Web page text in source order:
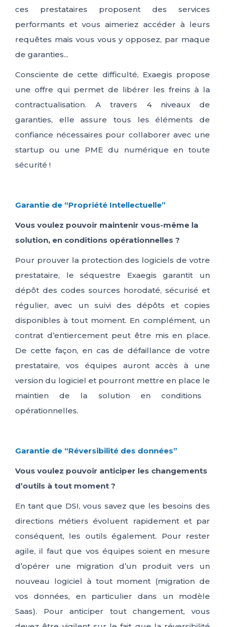
ces prestataires proposent des services
performants et vous aimeriez accéder à leurs
requêtes mais vous vous y opposez, par maque
de garanties...
Consciente de cette difficulté, Exaegis propose
une offre qui permet de libérer les freins à la
contractualisation. A travers 4 niveaux de
garanties, elle assure tous les éléments de
confiance nécessaires pour collaborer avec une
startup ou une PME du numérique en toute
sécurité !
Garantie de “Propriété Intellectuelle”
Vous voulez pouvoir maintenir vous-même la
solution, en conditions opérationnelles ?
Pour prouver la protection des logiciels de votre
prestataire, le séquestre Exaegis garantit un
dépôt des codes sources horodaté, sécurisé et
régulier, avec un suivi des dépôts et copies
disponibles à tout moment. En complément, un
contrat d’entiercement peut être mis en place.
De cette façon, en cas de défaillance de votre
prestataire,
vos équipes aurontaccès à une
version du logiciel et pourront mettre en place le
maintiende la solution en conditions
opérationnelles.
Garantie de “Réversibilité des données”
Vous voulez pouvoir anticiper les changements
d’outils à tout moment ?
En tant que DSI, vous savez que les besoins des
directions métiers évoluent rapidement et par
conséquent, les outils également. Pour rester
agile, il faut que vos équipes soient en mesure
d’opérer une migration d’un produit vers un
nouveau logiciel à tout moment (migration de
vos données, en particulier dans un modèle
Saas).
Pour anticiper tout changement, vous